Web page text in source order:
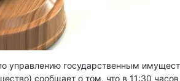
управлению государственным
сообщает о том, что в 11:30